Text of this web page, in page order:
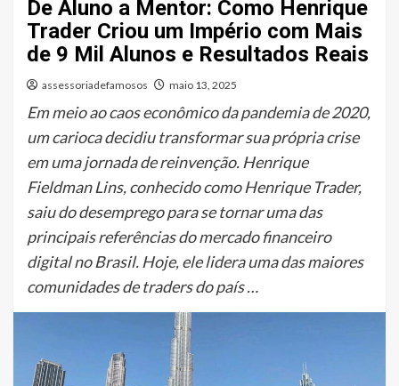
De Aluno a Mentor: Como Henrique
Trader Criou um Império com Mais
de 9 Mil Alunos e Resultados Reais
assessoriadefamosos maio 13, 2025
Em meio ao caos econômico da pandemia de 2020,
um carioca decidiu transformar sua própria crise
em uma jornada de reinvenção. Henrique
Fieldman Lins, conhecido como Henrique Trader,
saiu do desemprego para se tornar uma das
principais referências do mercado financeiro
digital no Brasil. Hoje, ele lidera uma das maiores
comunidades de traders do país …